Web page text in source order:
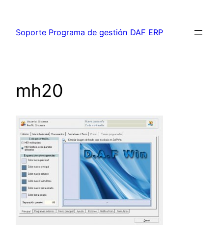
contenido
Soporte Programa de gestión DAF ERP
mh20